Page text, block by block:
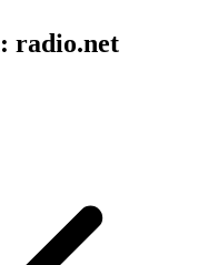
radio.net